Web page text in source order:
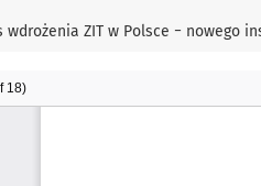
szczegółów artykułu
wdrożenia ZIT w Polsce − nowego